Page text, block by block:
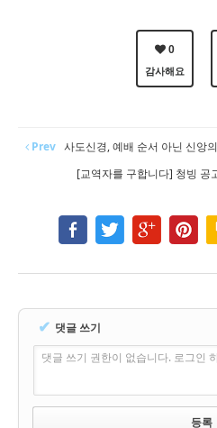
0
감사해요
Prev 사도신경, 예배 순서 아닌 신앙
[교역자를 구합니다] 청빙 공
✔ 댓글 쓰기
댓글 쓰기 권한이 없습니다. 로그인